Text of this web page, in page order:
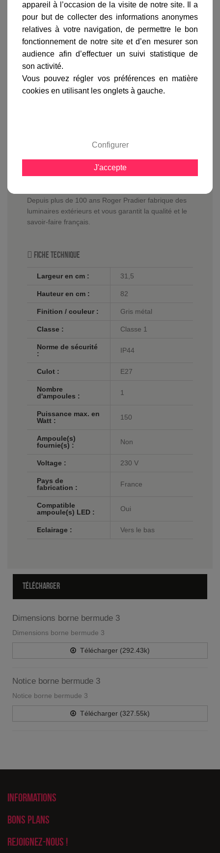
En savoir plus sur :Borne Bermude 82cm Gris soie-
Roger Pradier
Laborne Bermude 82 cm peut-être équipée d'une
ampoule basse consommation, LED n'excédant pas
sobre, et d'un réflecteur blanc renvoyant la lumière
Vous pourrez opter pour la version équipée d'une
prise de courant, qui vous permettra de brancher
Depuis plus de 100 ans Roger Pradier fabrique des
luminaires extérieurs et vous garantit la qualité et le
savoir-faire français.
Fiche technique
Largeur en cm : 31,5
Hauteur en cm : 82
Finition / couleur : Gris métal
Classe : Classe 1
Norme de sécurité
:
IP44
Culot : E27
Nombre
d'ampoules :
1
Puissance max. en
Watt :
150
Ampoule(s)
fournie(s) :
Non
Voltage : 230 V
Pays de
fabrication :
France
Compatible
ampoule(s) LED :
Oui
Eclairage : Vers le bas
TÉLÉCHARGER
Dimensions borne bermude 3
Dimensions borne bermude 3
Télécharger (292.43k)
Notice borne bermude 3
Notice borne bermude 3
Télécharger (327.55k)
Informations
Bons plans
Rejoignez-nous !
appareil à l’occasion de la visite de notre site. Il a
pour but de collecter des informations anonymes
relatives à votre navigation, de permettre le bon
fonctionnement de notre site et d’en mesurer son
audience afin d’effectuer un suivi statistique de
son activité.
Vous pouvez régler vos préférences en matière
cookies en utilisant les onglets à gauche.
Configurer
J'accepte